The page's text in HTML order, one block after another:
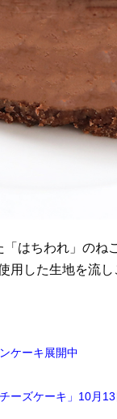
はちわれ」の
した生地を流
ケーキ展開中
ーズケーキ」10月